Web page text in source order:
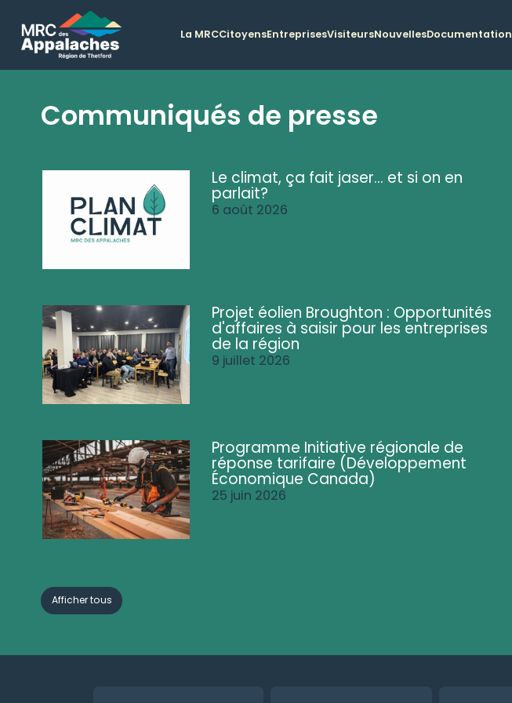
La MRCCitoyensEntreprisesVisiteursNouvellesDocumentation
Communiqués de presse
Le climat, ça fait jaser... et si on en
parlait?
6 août 2026
Projet éolien Broughton : Opportunités
d'affaires à saisir pour les entreprises
de la région
9 juillet 2026
Programme Initiative régionale de
réponse tarifaire (Développement
Économique Canada)
25 juin 2026
Afficher tous